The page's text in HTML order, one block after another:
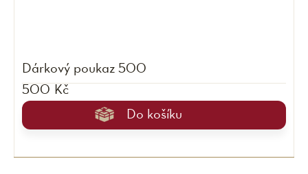
Dárkový poukaz 500
500 Kč
Do košíku